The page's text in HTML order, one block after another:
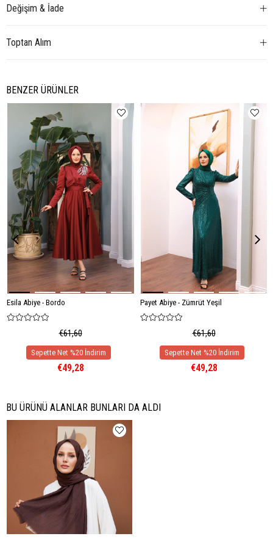
Değişim & İade
Toptan Alım
BENZER ÜRÜNLER
Esila Abiye - Bordo
€61,60
€49,28
Payet Abiye - Zümrüt Yeşil
€61,60
€49,28
BU ÜRÜNÜ ALANLAR BUNLARI DA ALDI